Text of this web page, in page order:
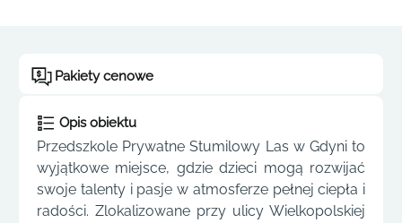
Pakiety cenowe
Opis obiektu
Przedszkole Prywatne Stumilowy Las w Gdyni to
wyjątkowe miejsce, gdzie dzieci mogą rozwijać
swoje talenty i pasje w atmosferze pełnej ciepła i
radości. Zlokalizowane przy ulicy Wielkopolskiej